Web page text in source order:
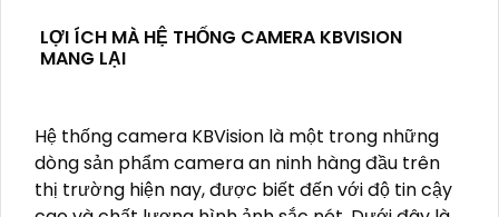
LỢI ÍCH MÀ HỆ THỐNG CAMERA KBVISION
MANG LẠI
Hệ thống camera KBVision là một trong những
dòng sản phẩm camera an ninh hàng đầu trên
thị trường hiện nay, được biết đến với độ tin cậy